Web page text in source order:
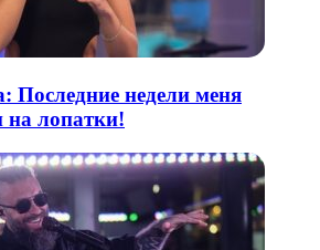
Последние недели меня
на лопатки!